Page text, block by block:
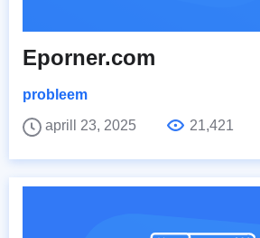
Eporner.com
probleem
aprill 23, 2025
21,421